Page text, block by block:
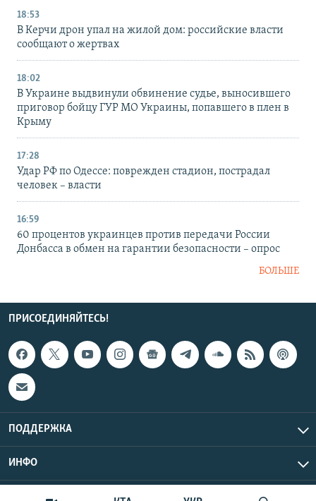
18:53
В Керчи дрон упал на жилой дом: российские власти
сообщают о жертвах
18:02
В Украине выдвинули обвинение судье, выносившего
приговор бойцу ГУР МО Украины, попавшего в плен в
Крыму
17:28
Удар РФ по Одессе: поврежден стадион, пострадал
человек – власти
16:59
60 процентов украинцев против передачи России
Донбасса в обмен на гарантии безопасности – опрос
БОЛЬШЕ
ПРИСОЕДИНЯЙТЕСЬ!
ПОДДЕРЖКА
ИНФО